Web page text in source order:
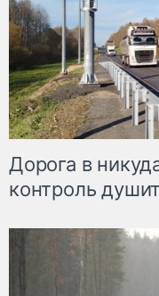
Дорога в
контроль